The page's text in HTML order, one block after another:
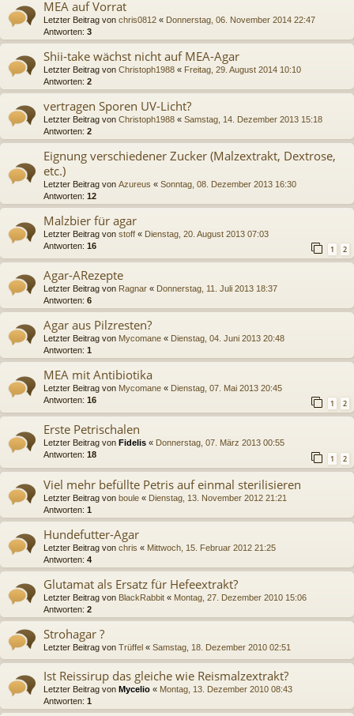
MEA auf Vorrat
Letzter Beitrag von chris0812 « Donnerstag, 06. November 2014 22:47
Antworten: 3
Shii-take wächst nicht auf MEA-Agar
Letzter Beitrag von Christoph1988 « Freitag, 29. August 2014 10:10
Antworten: 2
vertragen Sporen UV-Licht?
Letzter Beitrag von Christoph1988 « Samstag, 14. Dezember 2013 15:18
Antworten: 2
Eignung verschiedener Zucker (Malzextrakt, Dextrose,
etc.)
Letzter Beitrag von Azureus « Sonntag, 08. Dezember 2013 16:30
Antworten: 12
Malzbier für agar
Letzter Beitrag von stoff « Dienstag, 20. August 2013 07:03
Antworten: 16 1 2
Agar-ARezepte
Letzter Beitrag von Ragnar « Donnerstag, 11. Juli 2013 18:37
Antworten: 6
Agar aus Pilzresten?
Letzter Beitrag von Mycomane « Dienstag, 04. Juni 2013 20:48
Antworten: 1
MEA mit Antibiotika
Letzter Beitrag von Mycomane « Dienstag, 07. Mai 2013 20:45
Antworten: 16 1 2
Erste Petrischalen
Letzter Beitrag von Fidelis « Donnerstag, 07. März 2013 00:55
Antworten: 18 1 2
Viel mehr befüllte Petris auf einmal sterilisieren
Letzter Beitrag von boule « Dienstag, 13. November 2012 21:21
Antworten: 1
Hundefutter-Agar
Letzter Beitrag von chris « Mittwoch, 15. Februar 2012 21:25
Antworten: 4
Glutamat als Ersatz für Hefeextrakt?
Letzter Beitrag von BlackRabbit « Montag, 27. Dezember 2010 15:06
Antworten: 2
Strohagar ?
Letzter Beitrag von Trüffel « Samstag, 18. Dezember 2010 02:51
Ist Reissirup das gleiche wie Reismalzextrakt?
Letzter Beitrag von Mycelio « Montag, 13. Dezember 2010 08:43
Antworten: 1